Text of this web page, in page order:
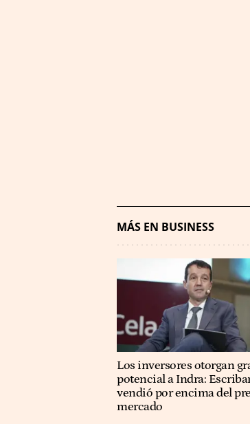
MÁS EN BUSINESS
Los inversores otorgan
potencial a Indra:
vendió por encima del
mercado